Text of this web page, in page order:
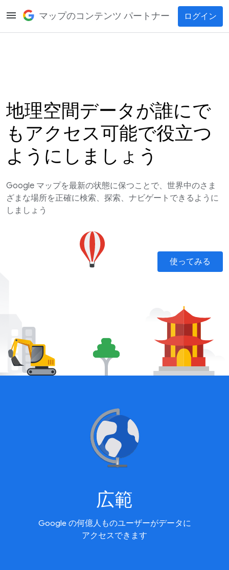
menu マップのコンテンツ パートナー ログイン
地理空間データが誰にで
もアクセス可能で役立つ
ようにしましょう
Google マップを最新の状態に保つことで、世界中のさま
ざまな場所を正確に検索、探索、ナビゲートできるように
しましょう
使ってみる
広範
Google の何億人ものユーザーがデータに
アクセスできます